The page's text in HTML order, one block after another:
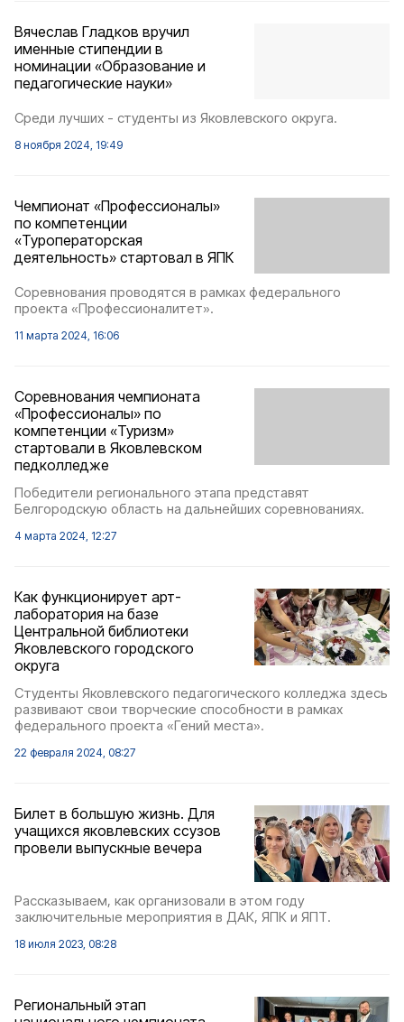
Вячеслав Гладков вручил
именные стипендии в
номинации «Образование и
педагогические науки»
Среди лучших - студенты из Яковлевского округа.
8 ноября 2024, 19:49
Чемпионат «Профессионалы»
по компетенции
«Туроператорская
деятельность» стартовал в ЯПК
Соревнования проводятся в рамках федерального
проекта «Профессионалитет».
11 марта 2024, 16:06
Соревнования чемпионата
«Профессионалы» по
компетенции «Туризм»
стартовали в Яковлевском
педколледже
Победители регионального этапа представят
Белгородскую область на дальнейших соревнованиях.
4 марта 2024, 12:27
Как функционирует арт-
лаборатория на базе
Центральной библиотеки
Яковлевского городского
округа
Студенты Яковлевского педагогического колледжа здесь
развивают свои творческие способности в рамках
федерального проекта «Гений места».
22 февраля 2024, 08:27
Билет в большую жизнь. Для
учащихся яковлевских ссузов
провели выпускные вечера
Рассказываем, как организовали в этом году
заключительные мероприятия в ДАК, ЯПК и ЯПТ.
18 июля 2023, 08:28
Региональный этап